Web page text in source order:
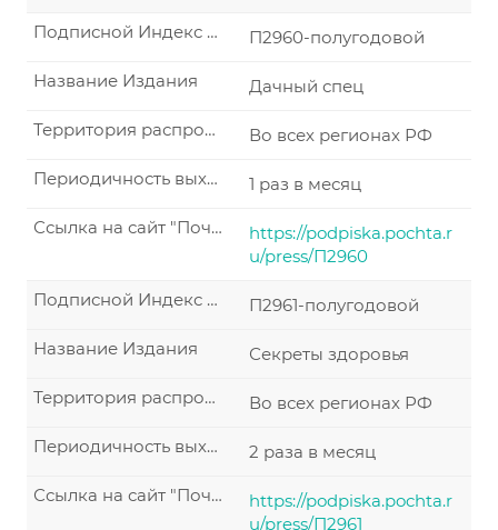
П2960-полугодовой
Подписной Индекс по каталогу "Почта России"
Дачный спец
Название Издания
Во всех регионах РФ
Территория распространения по подписке
1 раз в месяц
Периодичность выхода
https://podpiska.pochta.r
u/press/П2960
Ссылка на сайт "Почта России"
П2961-полугодовой
Подписной Индекс по каталогу "Почта России"
Секреты здоровья
Название Издания
Во всех регионах РФ
Территория распространения по подписке
2 раза в месяц
Периодичность выхода
https://podpiska.pochta.r
u/press/П2961
Ссылка на сайт "Почта России"